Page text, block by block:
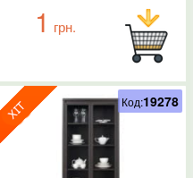
1 грн.
Код:19278